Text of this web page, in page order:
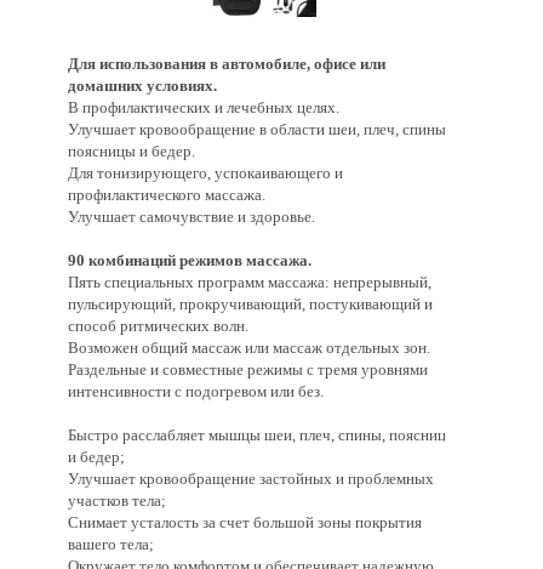
Для использования в автомобиле, офисе или
домашних условиях.
В профилактических и лечебных целях.
Улучшает кровообращение в области шеи, плеч, спины,
поясницы и бедер.
Для тонизирующего, успокаивающего и
профилактического массажа.
Улучшает самочувствие и здоровье.
90 комбинаций режимов массажа.
Пять специальных программ массажа: непрерывный,
пульсирующий, прокручивающий, постукивающий и
способ ритмических волн.
Возможен общий массаж или массаж отдельных зон.
Раздельные и совместные режимы с тремя уровнями
интенсивности с подогревом или без.
Быстро расслабляет мышцы шеи, плеч, спины, поясницы
и бедер;
Улучшает кровообращение застойных и проблемных
участков тела;
Снимает усталость за счет большой зоны покрытия
вашего тела;